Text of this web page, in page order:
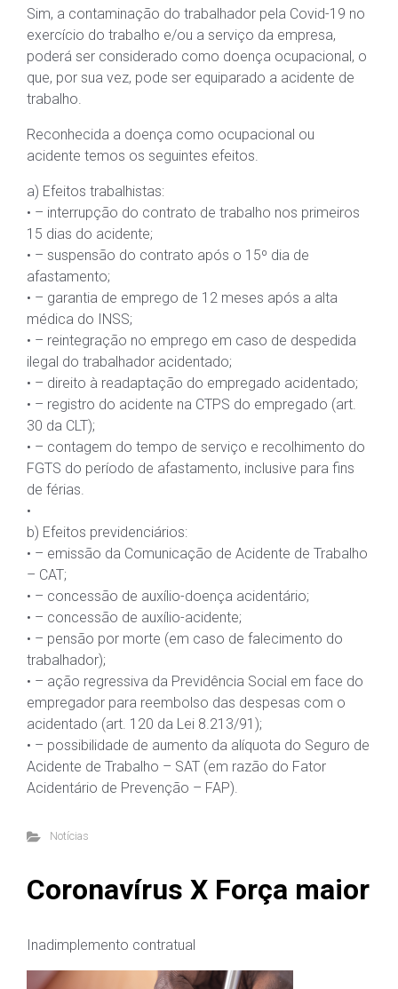
Sim, a contaminação do trabalhador pela Covid-19 no
exercício do trabalho e/ou a serviço da empresa,
poderá ser considerado como doença ocupacional, o
que, por sua vez, pode ser equiparado a acidente de
trabalho.
Reconhecida a doença como ocupacional ou
acidente temos os seguintes efeitos.
a) Efeitos trabalhistas:
• – interrupção do contrato de trabalho nos primeiros
15 dias do acidente;
• – suspensão do contrato após o 15º dia de
afastamento;
• – garantia de emprego de 12 meses após a alta
médica do INSS;
• – reintegração no emprego em caso de despedida
ilegal do trabalhador acidentado;
• – direito à readaptação do empregado acidentado;
• – registro do acidente na CTPS do empregado (art.
30 da CLT);
• – contagem do tempo de serviço e recolhimento do
FGTS do período de afastamento, inclusive para fins
de férias.
•
b) Efeitos previdenciários:
• – emissão da Comunicação de Acidente de Trabalho
– CAT;
• – concessão de auxílio-doença acidentário;
• – concessão de auxílio-acidente;
• – pensão por morte (em caso de falecimento do
trabalhador);
• – ação regressiva da Previdência Social em face do
empregador para reembolso das despesas com o
acidentado (art. 120 da Lei 8.213/91);
• – possibilidade de aumento da alíquota do Seguro de
Acidente de Trabalho – SAT (em razão do Fator
Acidentário de Prevenção – FAP).
Notícias
Coronavírus X Força maior
Inadimplemento contratual